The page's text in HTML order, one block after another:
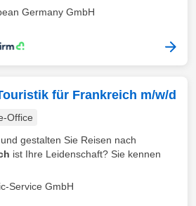
Germany GmbH
für Frankreich m/w/d
Office
und gestalten Sie Reisen nach
ist Ihre Leidenschaft? Sie kennen
Service GmbH